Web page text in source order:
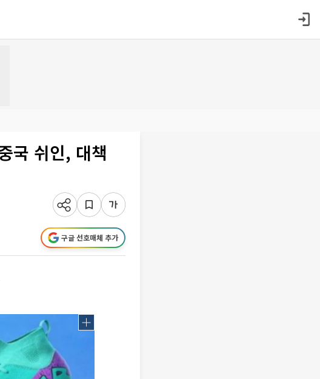
국 쉬인, 대책
구글 선호매체 추가